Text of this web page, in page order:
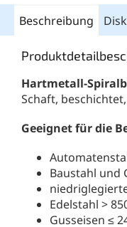
Beschreibung
Hartmetall-
Schaft, beschichtet,
Geeignet für die
Baustahl und
Edelstahl >
Gusseisen ≤